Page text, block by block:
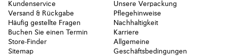
Kundenservice
Versand & Rückgabe
Häufig gestellte Fragen
Buchen Sie einen Termin
Store-Finder
Sitemap
Unsere Verpackung
Pflegehinweise
Nachhaltigkeit
Karriere
Allgemeine
Geschäftsbedingungen